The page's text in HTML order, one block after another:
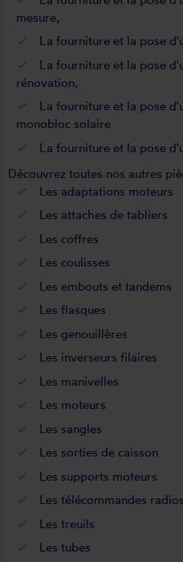
mesure,
La fourniture et la pose
La fourniture et la pose
rénovation,
La fourniture et la pose
monobloc solaire
La fourniture et la pose
Découvrez toutes nos autres
Les adaptations moteurs
Les attaches de tabliers
Les coffres
Les coulisses
Les embouts et tandems
Les flasques
Les genouillères
Les inverseurs filaires
Les manivelles
Les moteurs
Les sangles
Les sorties de caisson
Les supports moteurs
Les télécommandes radios
Les treuils
Les tubes